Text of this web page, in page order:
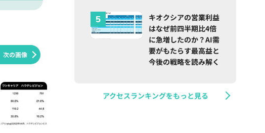
次の画像
キオクシアの営業利益
はなぜ前四半期比4倍
に急増したのか？AI需
要がもたらす最高益と
今後の戦略を読み解く
アクセスランキングをもっと見る